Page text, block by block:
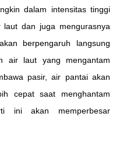
dalam intensitas tinggi
laut dan juga mengurasnya
berpengaruh langsung
air laut yang mengantam
pasir, air pantai akan
cepat saat menghantam
ini akan memperbesar